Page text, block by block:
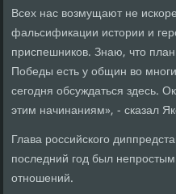
Всех нас возмущают не
фальсификации истории и
приспешников. Знаю, что
Победы есть у общин во
сегодня обсуждаться здесь.
этим начинаниям», - сказал
Глава российского
последний год был
отношений.